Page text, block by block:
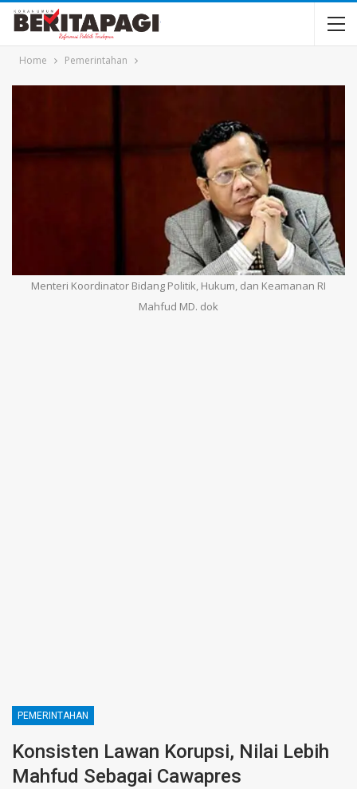
Home Pemerintahan
Menteri Koordinator Bidang Politik, Hukum, dan Keamanan RI
Mahfud MD. dok
PEMERINTAHAN
Konsisten Lawan Korupsi, Nilai Lebih
Mahfud Sebagai Cawapres